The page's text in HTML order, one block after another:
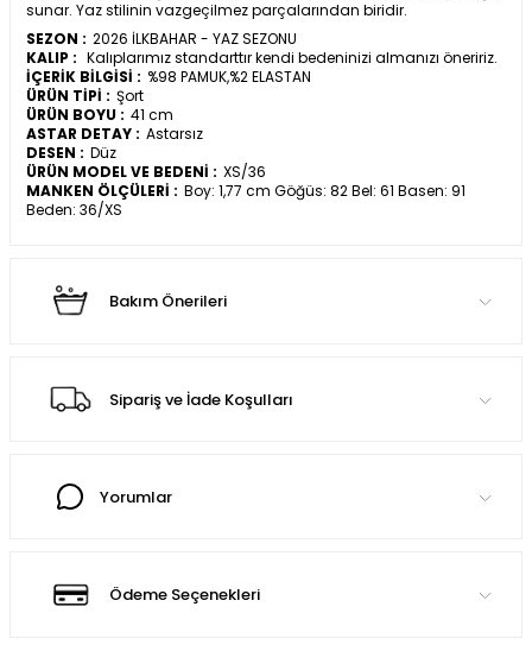
sunar. Yaz stilinin vazgeçilmez parçalarından biridir.
SEZON : 2026 İLKBAHAR - YAZ SEZONU
KALIP : Kalıplarımız standarttır kendi bedeninizi almanızı öneririz.
İÇERİK BİLGİSİ : %98 PAMUK,%2 ELASTAN
ÜRÜN TİPİ : Şort
ÜRÜN BOYU : 41 cm
ASTAR DETAY : Astarsız
DESEN : Düz
ÜRÜN MODEL VE BEDENİ : XS/36
MANKEN ÖLÇÜLERİ : Boy: 1,77 cm Göğüs: 82 Bel: 61 Basen: 91
Beden: 36/XS
Bakım Önerileri
Sipariş ve İade Koşulları
Yorumlar
Ödeme Seçenekleri